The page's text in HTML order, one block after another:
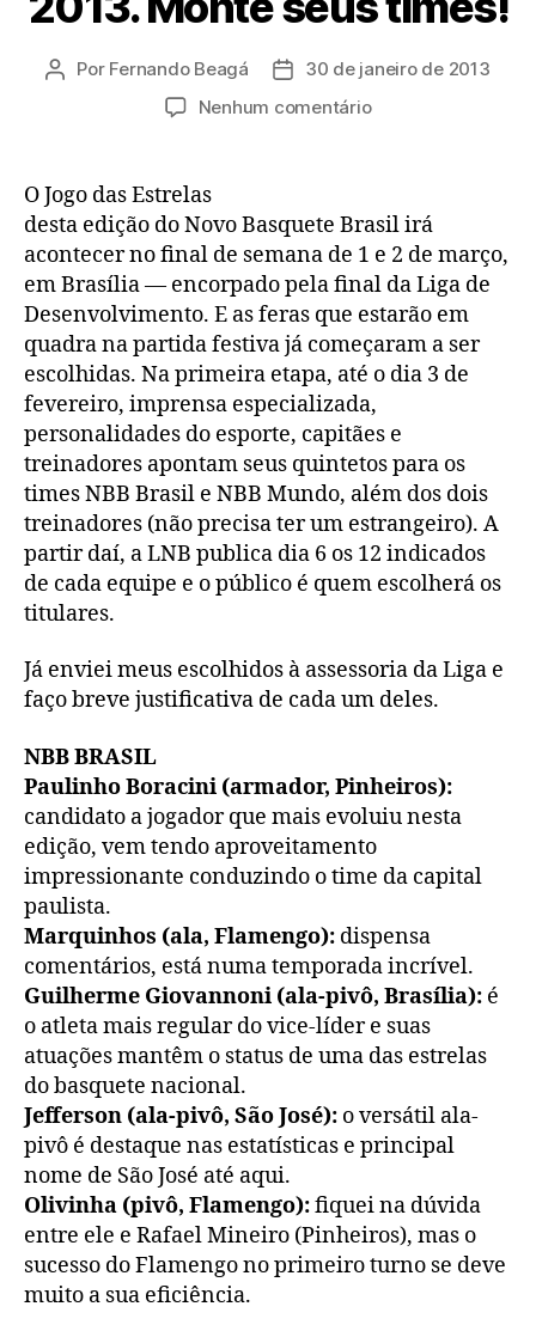
Autor
Por Fernando Beagá
Data30 de janeiro de 2013
Nenhum comentárioem
Estrelas
2013.
Monte
seus
times!
O Jogo das Estrelas
desta edição do Novo Basquete Brasil irá
acontecer no final de semana de 1 e 2 de março,
em Brasília — encorpado pela final da Liga de
Desenvolvimento. E as feras que estarão em
quadra na partida festiva já começaram a ser
escolhidas. Na primeira etapa, até o dia 3 de
fevereiro, imprensa especializada,
personalidades do esporte, capitães e
treinadores apontam seus quintetos para os
times NBB Brasil e NBB Mundo, além dos dois
treinadores (não precisa ter um estrangeiro). A
partir daí, a LNB publica dia 6 os 12 indicados
de cada equipe e o público é quem escolherá os
titulares.
Já enviei meus escolhidos à assessoria da Liga e
faço breve justificativa de cada um deles.
NBB BRASIL
Paulinho Boracini (armador, Pinheiros):
candidato a jogador que mais evoluiu nesta
edição, vem tendo aproveitamento
impressionante conduzindo o time da capital
paulista.
Marquinhos (ala, Flamengo): dispensa
comentários, está numa temporada incrível.
Guilherme Giovannoni (ala-pivô, Brasília): é
o atleta mais regular do vice-líder e suas
atuações mantêm o status de uma das estrelas
do basquete nacional.
Jefferson (ala-pivô, São José): o versátil ala-
pivô é destaque nas estatísticas e principal
nome de São José até aqui.
Olivinha (pivô, Flamengo):fiquei na dúvida
entre ele e Rafael Mineiro (Pinheiros), mas o
sucesso do Flamengo no primeiro turno se deve
muito a sua eficiência.